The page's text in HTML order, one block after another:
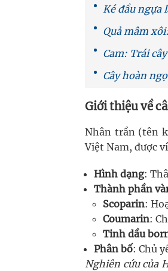
Ké đầu ngựa
Quả mâm
Cam: Trái
Cây hoàn
Giới thiệu về
Nhân trần (tên
Việt Nam, được
Hình dạng:
Thành phần
Scoparin:
Coumarin:
Tinh dầu
Phân bố: Chủ
Nghiên cứu của